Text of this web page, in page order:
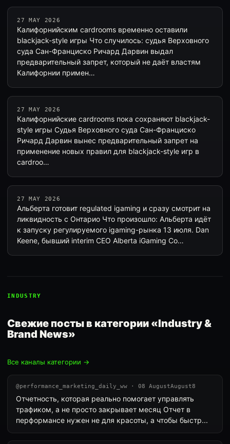
27 MAY 2026
Калифорнийским cardrooms временно оставили
blackjack-style игры Что случилось: судья Верховного
суда Сан-Франциско Ричард Дарвин выдал
предварительный запрет, который не даёт властям
Калифорнии примен…
27 MAY 2026
Калифорнийские cardrooms пока сохраняют blackjack-
style игры Судья Верховного суда Сан-Франциско
Ричард Дарвин вынес предварительный запрет на
применение новых правил для blackjack-style игр в
cardroo…
27 MAY 2026
Альберта готовит regulated igaming и сразу смотрит на
ликвидность с Онтарио Что произошло: Альберта идёт
к запуску регулируемого igaming-рынка 13 июля. Dan
Keene, бывший interim CEO Alberta iGaming Co…
INDUSTRY
Свежие посты в категории «Industry &
Brand News»
Все каналы категории →
@performance_marketing_daily_ww · 08 AugustAugust8
Отчетность, которая реально помогает управлять
трафиком, а не просто закрывает месяц Отчет в
перформансе нужен не для красоты, а чтобы быстр...